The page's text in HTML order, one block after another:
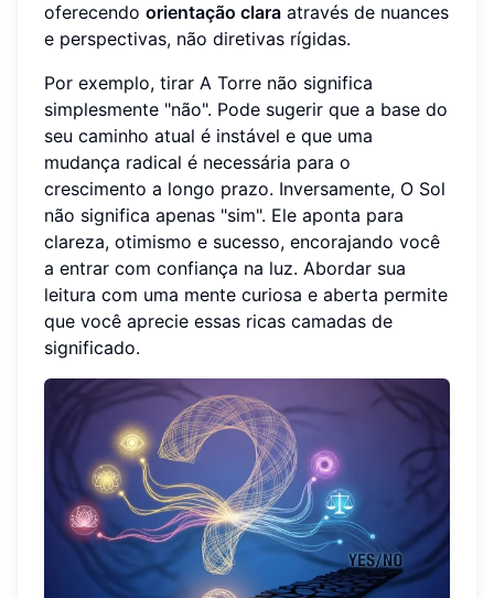
oferecendo orientação clara através de nuances
e perspectivas, não diretivas rígidas.
Por exemplo, tirar A Torre não significa
simplesmente "não". Pode sugerir que a base do
seu caminho atual é instável e que uma
mudança radical é necessária para o
crescimento a longo prazo. Inversamente, O Sol
não significa apenas "sim". Ele aponta para
clareza, otimismo e sucesso, encorajando você
a entrar com confiança na luz. Abordar sua
leitura com uma mente curiosa e aberta permite
que você aprecie essas ricas camadas de
significado.